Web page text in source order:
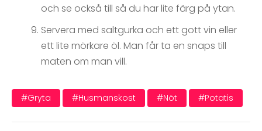
och se också till så du har lite färg på ytan.
Servera med saltgurka och ett gott vin eller
ett lite mörkare öl. Man får ta en snaps till
maten om man vill.
#gryta #husmanskost #nöt #potatis